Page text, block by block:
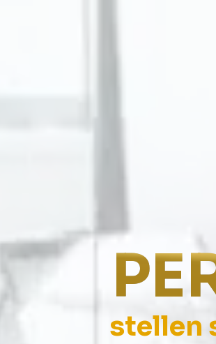
stellen